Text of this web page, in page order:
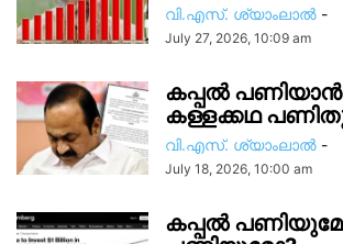
വി.എസ്. ശ്യാംലാൽ -
July 27, 2026, 10:09 am
കപ്പൽ
കള്ളക്കഥ
വി.എസ്. ശ്യാംലാൽ -
July 18, 2026, 10:00 am
കപ്പൽ